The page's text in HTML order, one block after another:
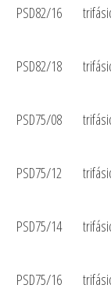
PSD82/16
PSD82/18
PSD75/08
PSD75/12
PSD75/14
PSD75/16